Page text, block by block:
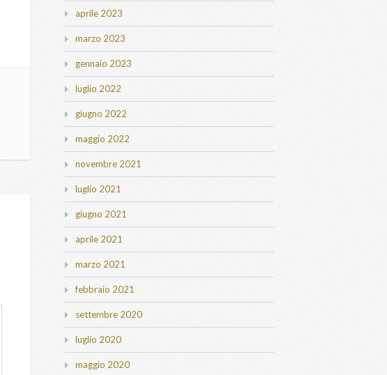
aprile 2023
marzo 2023
gennaio 2023
luglio 2022
giugno 2022
maggio 2022
novembre 2021
luglio 2021
giugno 2021
aprile 2021
marzo 2021
febbraio 2021
settembre 2020
luglio 2020
maggio 2020